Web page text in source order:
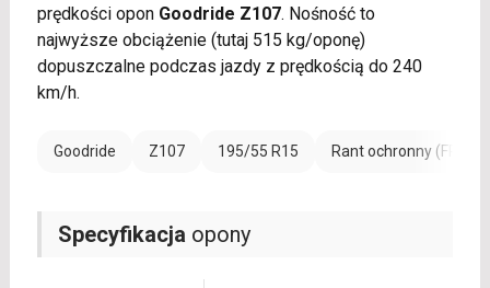
prędkości opon Goodride Z107. Nośność to
najwyższe obciążenie (tutaj 515 kg/oponę)
dopuszczalne podczas jazdy z prędkością do 240
km/h.
Goodride Z107 195/55 R15 Rant ochronny (FR)
Specyfikacja opony